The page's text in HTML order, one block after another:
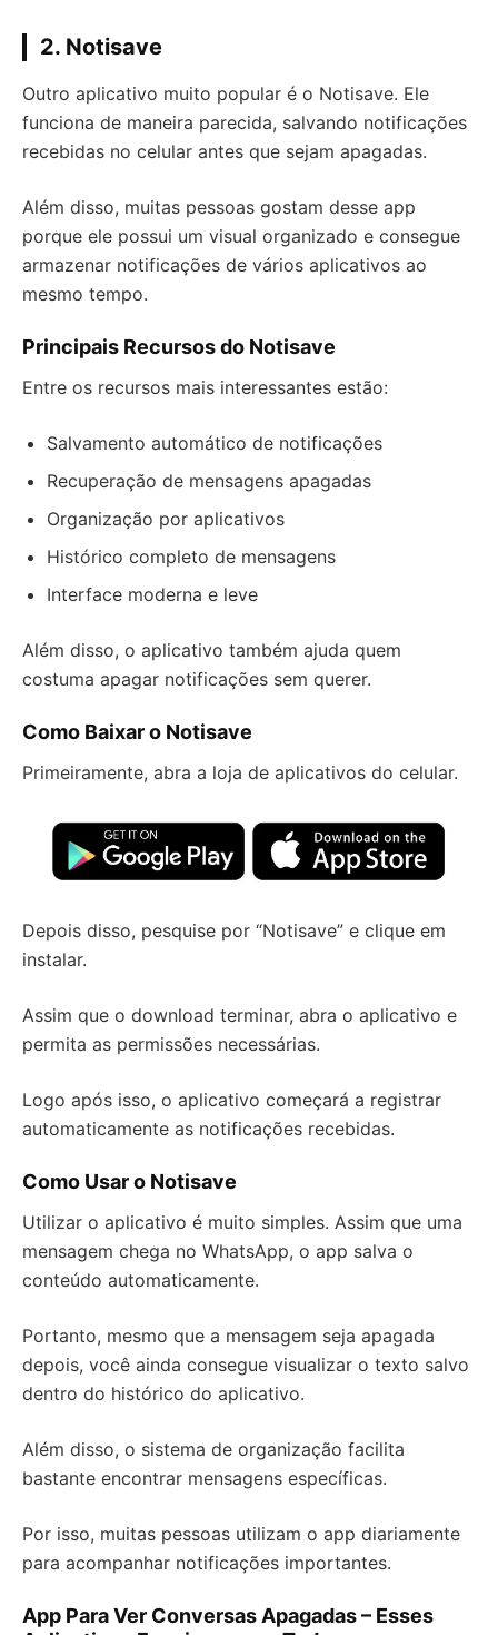
2. Notisave
Outro aplicativo muito popular é o Notisave. Ele
funciona de maneira parecida, salvando notificações
recebidas no celular antes que sejam apagadas.
Além disso, muitas pessoas gostam desse app
porque ele possui um visual organizado e consegue
armazenar notificações de vários aplicativos ao
mesmo tempo.
Principais Recursos do Notisave
Entre os recursos mais interessantes estão:
Salvamento automático de notificações
Recuperação de mensagens apagadas
Organização por aplicativos
Histórico completo de mensagens
Interface moderna e leve
Além disso, o aplicativo também ajuda quem
costuma apagar notificações sem querer.
Como Baixar o Notisave
Primeiramente, abra a loja de aplicativos do celular.
Depois disso, pesquise por “Notisave” e clique em
instalar.
Assim que o download terminar, abra o aplicativo e
permita as permissões necessárias.
Logo após isso, o aplicativo começará a registrar
automaticamente as notificações recebidas.
Como Usar o Notisave
Utilizar o aplicativo é muito simples. Assim que uma
mensagem chega no WhatsApp, o app salva o
conteúdo automaticamente.
Portanto, mesmo que a mensagem seja apagada
depois, você ainda consegue visualizar o texto salvo
dentro do histórico do aplicativo.
Além disso, o sistema de organização facilita
bastante encontrar mensagens específicas.
Por isso, muitas pessoas utilizam o app diariamente
para acompanhar notificações importantes.
App Para Ver Conversas Apagadas – Esses